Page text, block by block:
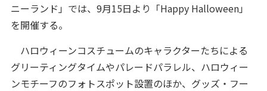
ニーランド」では、9月15日より「Happy Halloween」
を開催する。
ハロウィーンコスチュームのキャラクターたちによる
グリーティングタイムやパレードパラレル、ハロウィー
ンモチーフのフォトスポット設置のほか、グッズ・フー